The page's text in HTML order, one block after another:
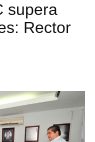
supera
Rector